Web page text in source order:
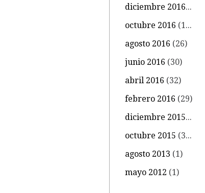
diciembre 2016
(4)
octubre 2016 (14)
agosto 2016 (26)
junio 2016 (30)
abril 2016 (32)
febrero 2016 (29)
diciembre 2015
(39)
octubre 2015 (34)
agosto 2013 (1)
mayo 2012 (1)